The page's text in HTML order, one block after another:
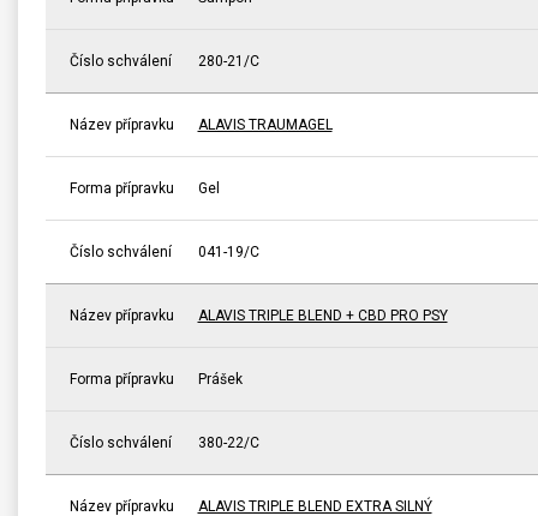
Číslo schválení 280-21/C
Název přípravku ALAVIS TRAUMAGEL
Forma přípravku Gel
Číslo schválení 041-19/C
Název přípravku ALAVIS TRIPLE BLEND + CBD PRO PSY
Forma přípravku Prášek
Číslo schválení 380-22/C
Název přípravku ALAVIS TRIPLE BLEND EXTRA SILNÝ